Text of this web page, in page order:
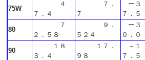
75W
４
７．４
７．
７
ー３
７．５
80
７
２．５８
９．
５２４
ー３
０．０
90
１８
３．４
１７．
９８
－１
７．５